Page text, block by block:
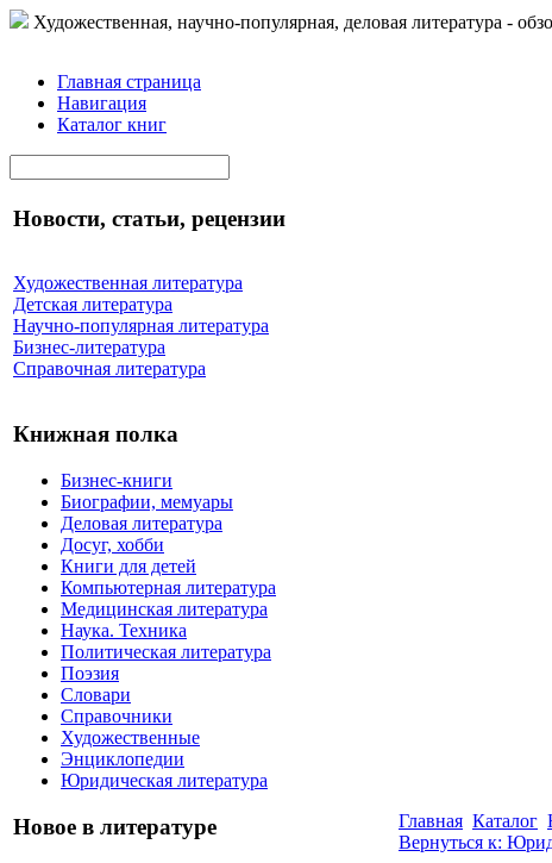
Художественная, научно-популярная, деловая литература -
Главная страница
Навигация
Каталог книг
Новости, статьи, рецензии
Художественная литература
Детская литература
Научно-популярная литература
Бизнес-литература
Справочная литература
Книжная полка
Бизнес-книги
Биографии, мемуары
Деловая литература
Досуг, хобби
Книги для детей
Компьютерная литература
Медицинская литература
Наука. Техника
Политическая литература
Поэзия
Словари
Справочники
Художественные
Энциклопедии
Юридическая литература
Новое в литературе Главная Каталог
Вернуться к: